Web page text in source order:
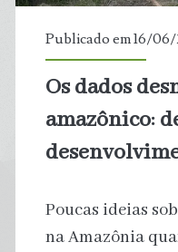
Publicado em 16/
Os dados
amazônico:
Poucas ideias
na Amazônia